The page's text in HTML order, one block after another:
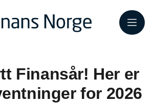
Meny
Finansår! Her er
for 2026